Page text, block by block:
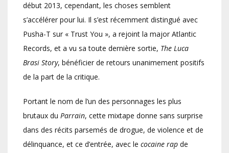
début 2013, cependant, les choses semblent
s’accélérer pour lui. Il s’est récemment distingué avec
Pusha-T sur « Trust You », a rejoint la major Atlantic
Records, et a vu sa toute dernière sortie, The Luca
Brasi Story, bénéficier de retours unanimement positifs
de la part de la critique.
Portant le nom de l’un des personnages les plus
brutaux du Parrain, cette mixtape donne sans surprise
dans des récits parsemés de drogue, de violence et de
délinquance, et ce d’entrée, avec le cocaine rap de